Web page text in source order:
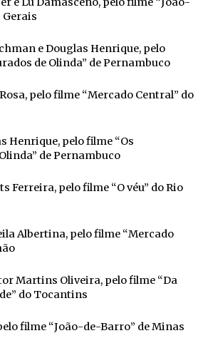
Gerais
e Douglas Henrique, pelo
de Olinda” de Pernambuco
pelo filme “Mercado Central” do
Henrique, pelo filme “Os
de Pernambuco
Ferreira, pelo filme “O véu” do Rio
Albertina, pelo filme “Mercado
Martins Oliveira, pelo filme “Da
do Tocantins
filme “João-de-Barro” de Minas